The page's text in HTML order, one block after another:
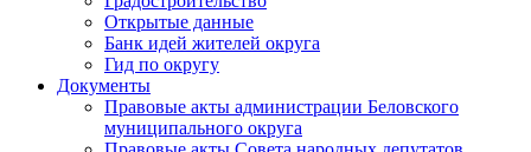
Открытые данные
Банк идей жителей округа
Гид по округу
Документы
Правовые акты администрации Беловского
муниципального округа